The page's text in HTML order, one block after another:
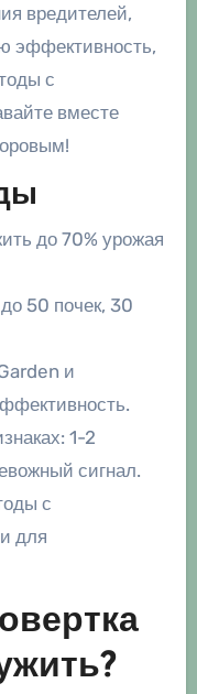
вредителей,
эффективность,
с
вместе
до 70% урожая
50 почек, 30
и
1-2
сигнал.
с
для